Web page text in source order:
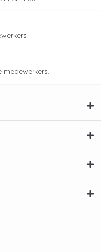
medewerkers.